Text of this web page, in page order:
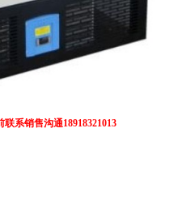
联系销售沟通18918321013